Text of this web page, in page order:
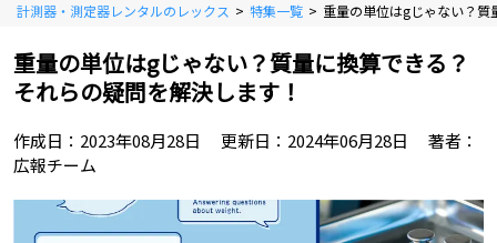
計測器・測定器レンタルのレックス > 特集一覧 > 重量の単位はgじゃない？
重量の単位はgじゃない？質量に換算できる？
それらの疑問を解決します！
作成日： 2023年08月28日 更新日： 2024年06月28日
著者：
広報チーム